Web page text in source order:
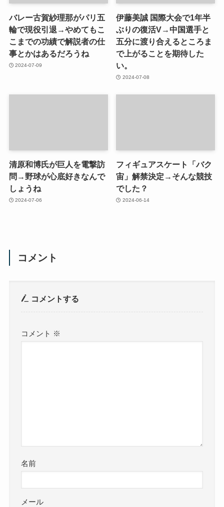
バレー古賀紗理那がパリ五
輪で現役引退→やめてもこ
こまでの功績で解説者の仕
事とかはあるだろうね
2024-07-09
伊藤美誠 国際大会で1年半
ぶりの復活V→中国選手と
五分に渡り合えるところま
で上がることを期待した
い。
2024-07-08
清原和博氏が巨人を電撃訪
問→野球が心底好きなんで
しょうね
2024-07-06
フィギュアスケート「バク
宙」解禁決定→そんな競技
でした？
2024-06-14
コメント
コメントする
コメント ※
名前
メール